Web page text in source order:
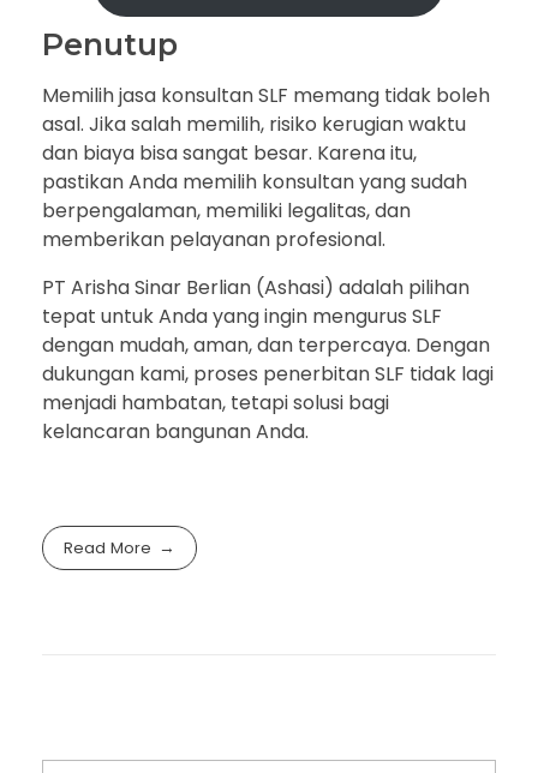
Penutup
Memilih jasa konsultan SLF memang tidak boleh
asal. Jika salah memilih, risiko kerugian waktu
dan biaya bisa sangat besar. Karena itu,
pastikan Anda memilih konsultan yang sudah
berpengalaman, memiliki legalitas, dan
memberikan pelayanan profesional.
PT Arisha Sinar Berlian (Ashasi) adalah pilihan
tepat untuk Anda yang ingin mengurus SLF
dengan mudah, aman, dan terpercaya. Dengan
dukungan kami, proses penerbitan SLF tidak lagi
menjadi hambatan, tetapi solusi bagi
kelancaran bangunan Anda.
Read More